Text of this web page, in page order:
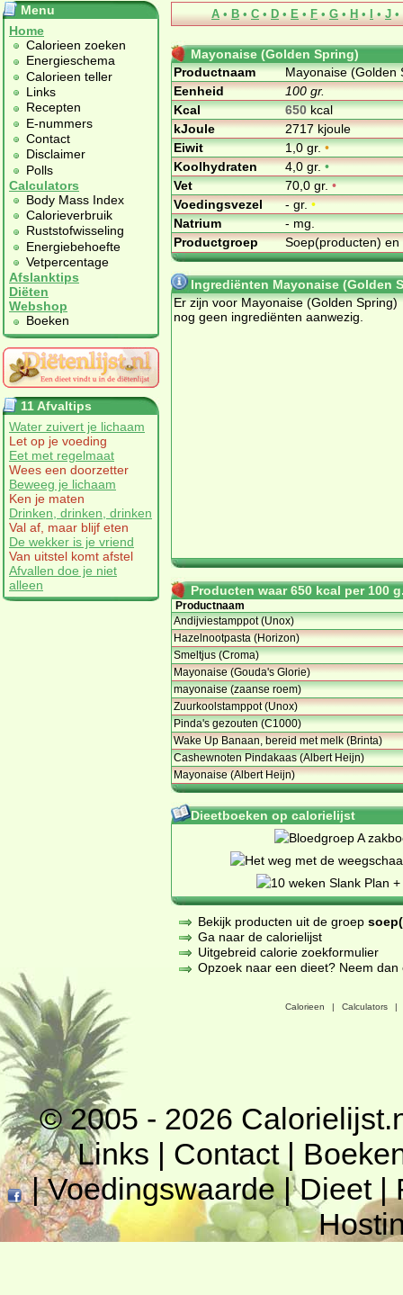
Menu
Home
Calorieen zoeken
Energieschema
Calorieen teller
Links
Recepten
E-nummers
Contact
Disclaimer
Polls
Calculators
Body Mass Index
Calorieverbruik
Ruststofwisseling
Energiebehoefte
Vetpercentage
Afslanktips
Diëten
Webshop
Boeken
11 Afvaltips
Water zuivert je lichaam
Let op je voeding
Eet met regelmaat
Wees een doorzetter
Beweeg je lichaam
Ken je maten
Drinken, drinken, drinken
Val af, maar blijf eten
De wekker is je vriend
Van uitstel komt afstel
Afvallen doe je niet
alleen
A • B • C • D • E • F • G • H • I • J •
Mayonaise (Golden Spring)
Productnaam
Mayonaise (Golden
Eenheid
100 gr.
Kcal
650kcal
kJoule
2717 kjoule
Eiwit
1,0 gr.•
Koolhydraten
4,0 gr.•
Vet
70,0 gr.•
Voedingsvezel
- gr.•
Natrium
- mg.
Productgroep
Soep(producten)
Ingrediënten Mayonaise (Golden
Er zijn voor Mayonaise (Golden Spring)
nog geen ingrediënten aanwezig.
Producten waar 650 kcal per 100
Productnaam
Andijviestamppot (Unox)
Hazelnootpasta (Horizon)
Smeltjus (Croma)
Mayonaise (Gouda's Glorie)
mayonaise (zaanse roem)
Zuurkoolstamppot (Unox)
Pinda's gezouten (C1000)
Wake Up Banaan, bereid met melk (Brinta)
Cashewnoten Pindakaas (Albert Heijn)
Mayonaise (Albert Heijn)
Dieetboeken op calorielijst
Bekijk producten uit de groep
Ga naar de calorielijst
Uitgebreid calorie zoekformulier
Opzoek naar een dieet? Neem
Calorieen | Calculators |
© 2005 - 2026
Links | Contact|
|Voedingswaarde|Dieet|